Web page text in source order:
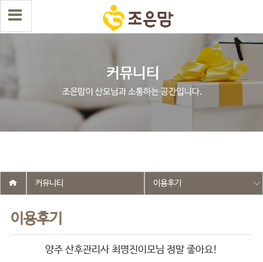
select wr_id, wr_subject from g5_write_m05_04 where wr_is_comment
= 0 and wr_datetime <= '2025-11-23 23:16:21' and wr_id <> '2650'
order by wr_datetime desc limit 1 asdasf
이용후기
커뮤니티 이용후기
양주 산후관리사 최명진이모님 정말 좋아요!